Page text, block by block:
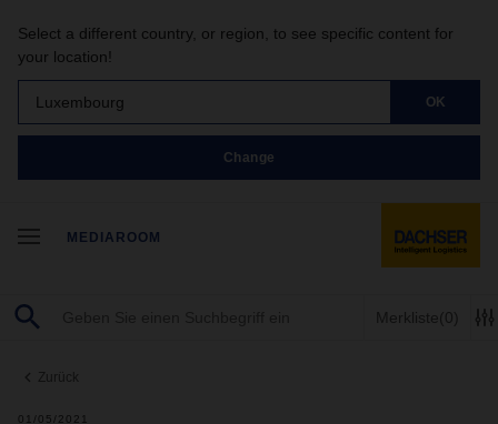
Select a different country, or region, to see specific content for
your location!
Luxembourg OK
Change
MEDIAROOM
Merkliste(0)
Zurück
01/05/2021